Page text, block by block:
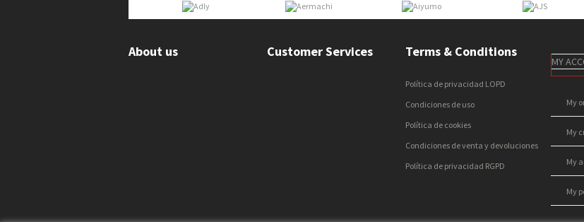
About us Customer Services Terms & Conditions
Política de privacidad LOPD
Condiciones de uso
Política de cookies
Condiciones de venta y devoluciones
Política de privacidad RGPD
MY
My
My
My
My